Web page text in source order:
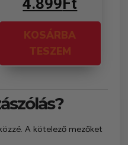
KOSÁRBA
TESZEM
A kötelező mezőket